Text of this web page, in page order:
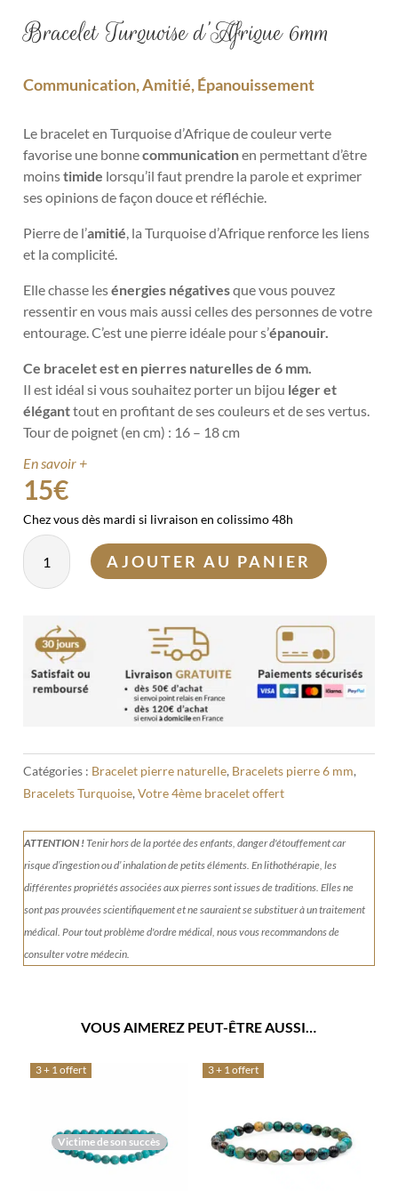
Bracelet Turquoise d’Afrique 6mm
Communication, Amitié, Épanouissement
Le bracelet en Turquoise d’Afrique de couleur verte
favorise une bonnecommunicationen permettant d’être
moinstimide lorsqu’il faut prendre la parole et exprimer
ses opinions de façon douce et réfléchie.
Pierre de l’amitié , la Turquoise d’Afrique renforce les liens
et la complicité.
Elle chasse lesénergies négativesque vous pouvez
ressentir en vous mais aussi celles des personnes de votre
entourage. C’est une pierre idéale pour s’épanouir.
Ce bracelet est en pierres naturelles de 6 mm.
Il est idéal si vous souhaitez porter un bijou léger et
éléganttout en profitant de ses couleurs et de ses vertus.
Tour de poignet (en cm) : 16 – 18 cm
En savoir +
15€
Chez vous dès mardi si livraison en colissimo 48h
quantité
Bracelet
d'Afrique
6mm
AJOUTER AU PANIER
Catégories : Bracelet pierre naturelle, Bracelets pierre 6 mm,
Bracelets Turquoise,Votre 4ème bracelet offert
ATTENTION !Tenirhors de la portée des enfants, danger d'étouffement car
risque d’ingestion ou d’ inhalation de petits éléments.En lithothérapie, les
différentes propriétés associées aux pierres sont issues de traditions. Elles ne
sont pas prouvées scientifiquement et ne sauraient se substituer à un traitement
médical. Pour tout problème d'ordre médical, nous vous recommandons de
consulter votre médecin.
VOUS AIMEREZ PEUT-ÊTRE AUSSI…
Victime de son succès
3 + 1 offert 3 + 1 offert